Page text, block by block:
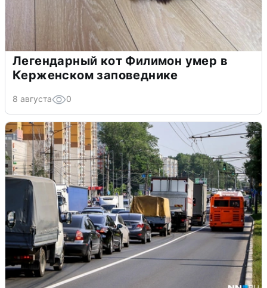
Легендарный кот Филимон умер в
Керженском заповеднике
8 августа 0